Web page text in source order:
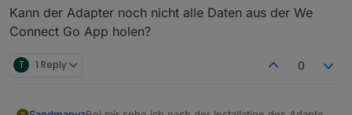
Kann der Adapter noch nicht alle Daten aus der We
Connect Go App holen?
T 1 Reply 0